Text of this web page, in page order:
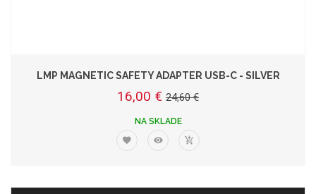
LMP MAGNETIC SAFETY ADAPTER USB-C - SILVER
16,00 € 24,60 €
NA SKLADE